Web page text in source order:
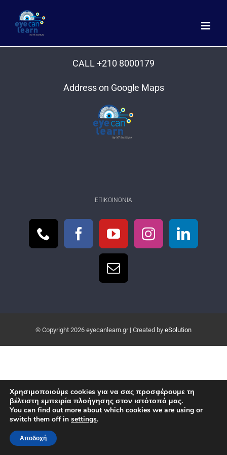
περιεχόμενο
CALL +210 8000179
Address on Google Maps
ΕΠΙΚΟΙΝΩΝΊΑ
© Copyright 2026 eyecanlearn.gr | Created by eSolution
Χρησιμοποιούμε cookies για να σας προσφέρουμε τη
βέλτιστη εμπειρία πλοήγησης στον ιστότοπό μας.
You can find out more about which cookies we are using or
switch them off in settings.
Αποδοχή